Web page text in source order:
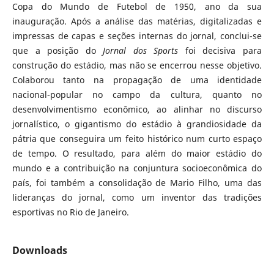
Copa do Mundo de Futebol de 1950, ano da sua
inauguração. Após a análise das matérias, digitalizadas e
impressas de capas e seções internas do jornal, conclui-se
que a posição doJornal dos Sports foi decisiva para
construção do estádio, mas não se encerrou nesse objetivo.
Colaborou tanto na propagação de uma identidade
nacional-popular no campo da cultura, quanto no
desenvolvimentismo econômico, ao alinhar no discurso
jornalístico, o gigantismo do estádio à grandiosidade da
pátria que conseguira um feito histórico num curto espaço
de tempo. O resultado, para além do maior estádio do
mundo e a contribuição na conjuntura socioeconômica do
país, foi também a consolidação de Mario Filho, uma das
lideranças do jornal, como um inventor das tradições
esportivas no Rio de Janeiro.
Downloads